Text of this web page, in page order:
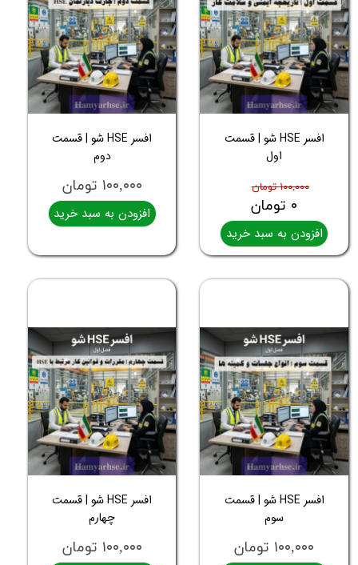
افسر HSE شو | قسمت
اول
۱۰۰,۰۰۰ تومان
۰ تومان
افزودن به سبد خرید
افسر HSE شو | قسمت
دوم
۱۰۰,۰۰۰ تومان
افزودن به سبد خرید
افسر HSE شو | قسمت
سوم
۱۰۰,۰۰۰ تومان
افسر HSE شو | قسمت
چهارم
۱۰۰,۰۰۰ تومان